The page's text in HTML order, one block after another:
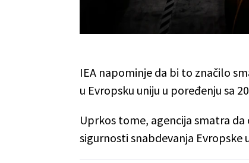
IEA napominje da bi to značilo
u Evropsku uniju u poređenju sa
Uprkos tome, agencija smatra
sigurnosti snabdevanja Evropske